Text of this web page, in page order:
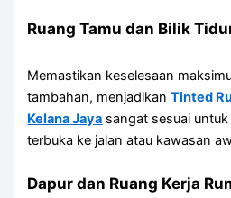
Ruang Tamu dan Bilik
Memastikan keselesaan
tambahan, menjadikanTinted
Kelana Jaya sangat sesuai
terbuka ke jalan atau kawasan
Dapur dan Ruang Kerja